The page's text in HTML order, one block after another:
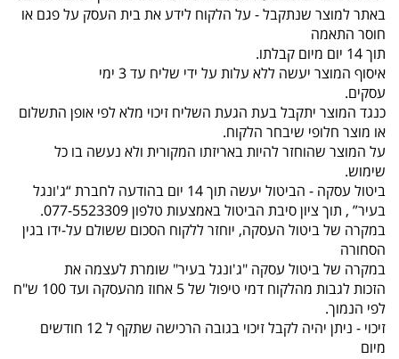
באתר למוצר שנתקבל - על הלקוח לידע את בית העסק על פגם או
חוסר התאמה
תוך 14 יום מיום קבלתו.
איסוף המוצר יעשה ללא עלות על ידי שליח עד 3 ימי
עסקים.
כנגד המוצר יתקבל בעת הגעת השליח זיכוי מלא לפי אופן התשלום
או מוצר חלופי שיבחר הלקוח.
על המוצר שהוחזר להיות באריזתו המקורית ולא נעשה בו כל
שימוש.
ביטול עסקה - הביטול יעשה תוך 14 יום בהודעה לחברת “ג'ונגל
בעיר” , תוך ציון סיבת הביטול באמצעות טלפון 077-5523309.
במקרה של ביטול העסקה, יוחזר ללקוח הסכום ששולם על-ידו בגין
הסחורה
במקרה של ביטול עסקה "ג'ונגל בעיר" שומרת לעצמה את
הזכות לגבות מהלקוח דמי טיפול של 5 אחוז מהעסקה ועד 100 ש"ח
לפי הנמוך.
זיכוי - ניתן יהיה לקבל זיכוי בגובה הרכישה שתקף ל 12 חודשים
מיום